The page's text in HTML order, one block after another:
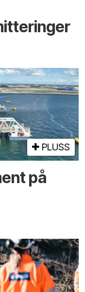
PLUSS
på